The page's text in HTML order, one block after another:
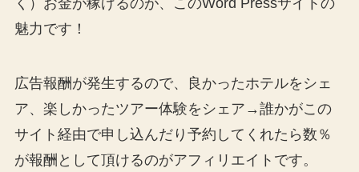
く）お金が稼げるのが、このWord Pressサイトの
魅力です！
広告報酬が発生するので、良かったホテルをシェ
ア、楽しかったツアー体験をシェア→誰かがこの
サイト経由で申し込んだり予約してくれたら数％
が報酬として頂けるのがアフィリエイトです。